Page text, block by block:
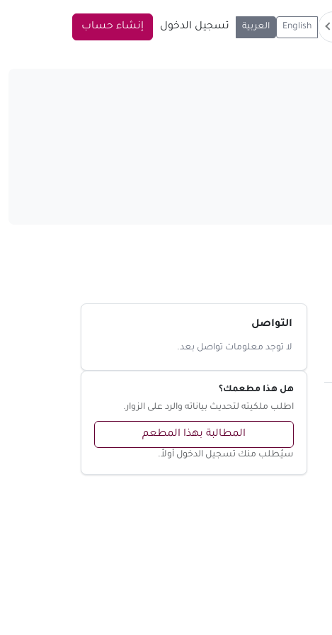
English العربية تسجيل الدخول إنشاء حساب
التواصل
لا توجد معلومات تواصل بعد.
هل هذا مطعمك؟
اطلب ملكيته لتحديث بياناته والرد على الزوار.
المطالبة بهذا المطعم
سيُطلب منك تسجيل الدخول أولاً.